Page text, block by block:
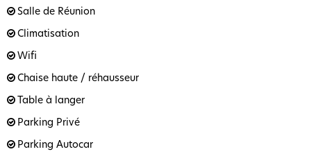
Salle de Réunion
Climatisation
Wifi
Chaise haute / réhausseur
Table à langer
Parking Privé
Parking Autocar